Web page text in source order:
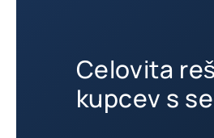
Celovita
kupcev s